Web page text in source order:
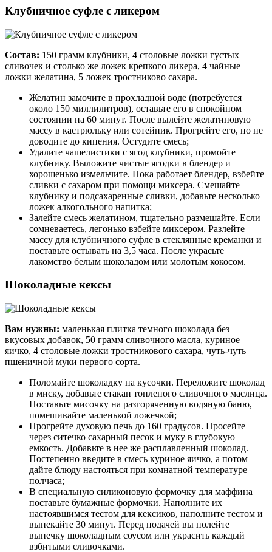
Клубничное суфле с ликером
Состав: 150 грамм клубники, 4 столовые ложки густых
сливочек и столько же ложек крепкого ликера, 4 чайные
ложки желатина, 5 ложек тростниково сахара.
Желатин замочите в прохладной воде (потребуется
около 150 миллилитров), оставьте его в спокойном
состоянии на 60 минут. После вылейте желатиновую
массу в кастрюльку или сотейник. Прогрейте его, но не
доводите до кипения. Остудите смесь;
Удалите чашелистики с ягод клубники, промойте
клубнику. Выложите чистые ягодки в блендер и
хорошенько измельчите. Пока работает блендер, взбейте
сливки с сахаром при помощи миксера. Смешайте
клубнику и подсахаренные сливки, добавьте несколько
ложек алкогольного напитка;
Залейте смесь желатином, тщательно размешайте. Если
сомневаетесь, легонько взбейте миксером. Разлейте
массу для клубничного суфле в стеклянные креманки и
поставьте остывать на 3,5 часа. После украсьте
лакомство белым шоколадом или молотым кокосом.
Шоколадные кексы
Вам нужны: маленькая плитка темного шоколада без
вкусовых добавок, 50 грамм сливочного масла, куриное
яичко, 4 столовые ложки тростникового сахара, чуть-чуть
пшеничной муки первого сорта.
Поломайте шоколадку на кусочки. Переложите шоколад
в миску, добавьте стакан топленого сливочного маслица.
Поставьте мисочку на разгоряченную водяную баню,
помешивайте маленькой ложечкой;
Прогрейте духовую печь до 160 градусов. Просейте
через ситечко сахарный песок и муку в глубокую
емкость. Добавьте в нее же расплавленный шоколад.
Постепенно введите в смесь куриное яичко, а потом
дайте блюду настояться при комнатной температуре
полчаса;
В специальную силиконовую формочку для маффина
поставьте бумажные формочки. Наполните их
настоявшимся тестом для кексиков, наполните тестом и
выпекайте 30 минут. Перед подачей вы полейте
выпечку шоколадным соусом или украсить каждый
взбитыми сливочками.